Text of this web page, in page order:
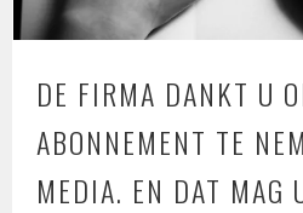
DE FIRMA DANKT U
ABONNEMENT TE
MEDIA. EN DAT MAG